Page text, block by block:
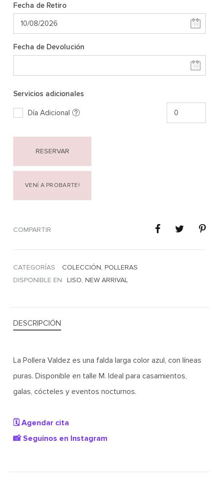
Fecha de Retiro
Fecha de Devolución
Servicios adicionales
Día Adicional
RESERVAR
VENÍ A PROBARTE!
COMPARTIR
CATEGORÍAS COLECCIÓN, POLLERAS
DISPONIBLE EN
LISO, NEW ARRIVAL
DESCRIPCIÓN
La Pollera Valdez es una falda larga color azul, con líneas
puras. Disponible en talle M. Ideal para casamientos,
galas, cócteles y eventos nocturnos.
🗓️ Agendar cita
📸 Seguinos en Instagram